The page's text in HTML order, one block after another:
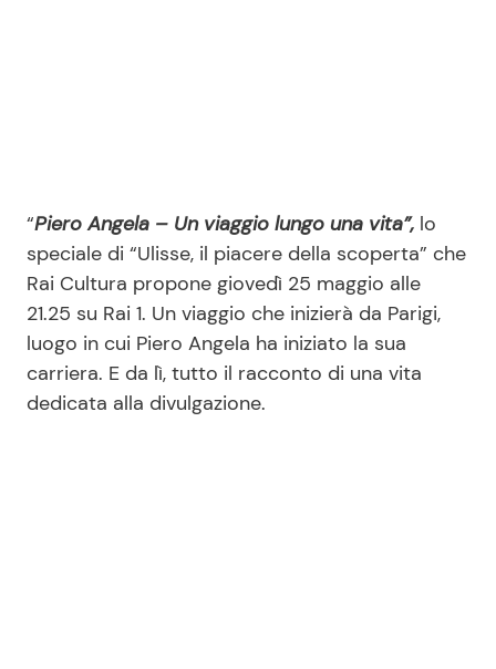
Disclaimer e Privacy
Redazione
Contattaci
Pubblicità
Privacy Policy
“Piero Angela – Un viaggio lungo una vita”, lo
speciale di “Ulisse, il piacere della scoperta” che
Rai Cultura propone giovedì 25 maggio alle
21.25 su Rai 1. Un viaggio che inizierà da Parigi,
luogo in cui Piero Angela ha iniziato la sua
carriera. E da lì, tutto il racconto di una vita
dedicata alla divulgazione.